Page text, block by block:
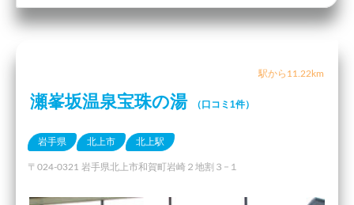
駅から11.22km
瀬峯坂温泉宝珠の湯 （口コミ1件）
岩手県 北上市 北上駅
〒024-0321 岩手県北上市和賀町岩崎２地割３−１